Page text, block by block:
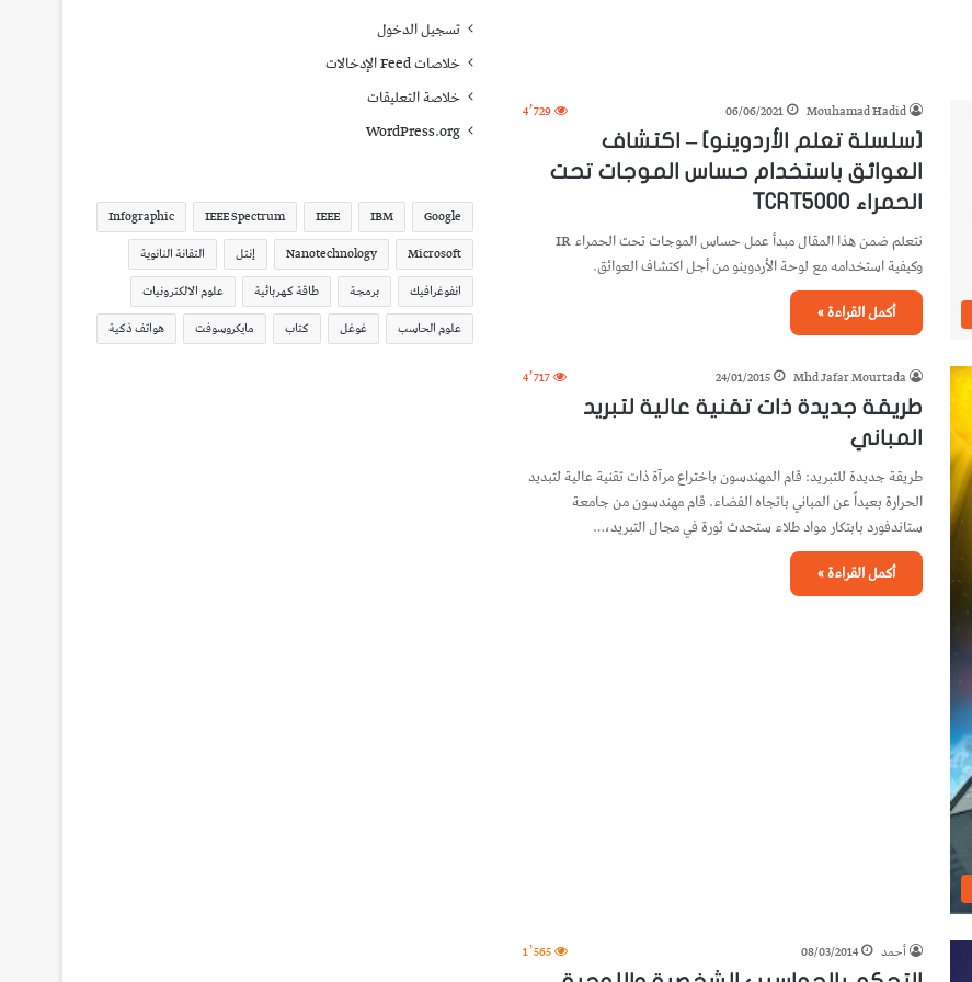
Mouhamad Hadid
06/06/2021
4٬729
[سلسلة تعلم الأردوينو] – اكتشاف
العوائق باستخدام حساس الموجات تحت
الحمراء TCRT5000
نتعلم ضمن هذا المقال مبدأ عمل حساس الموجات تحت الحمراء IR
وكيفية استخدامه مع لوحة الأردوينو من أجل اكتشاف العوائق.
أكمل القراءة »
Mhd Jafar Mourtada
24/01/2015
4٬717
طريقة جديدة ذات تقنية عالية لتبريد
المباني
طريقة جديدة للتبريد: قام المهندسون باختراع مرآة ذات تقنية عالية لتبديد
الحرارة بعيداً عن المباني باتجاه الفضاء. قام مهندسون من جامعة
ستاندفورد بابتكار مواد طلاء ستحدث ثورة في مجال التبريد،…
أكمل القراءة »
أحمد 08/03/2014
1٬565
تسجيل الدخول
خلاصات Feed الإدخالات
خلاصة التعليقات
WordPress.org
Google
IBM
IEEE
IEEE Spectrum
Infographic
Microsoft
Nanotechnology إنتل
التقانة النانوية
انفوغرافيك
برمجة طاقة كهربائية
علوم الالكترونيات
علوم الحاسب
غوغل كتاب مايكروسوفت هواتف ذكية